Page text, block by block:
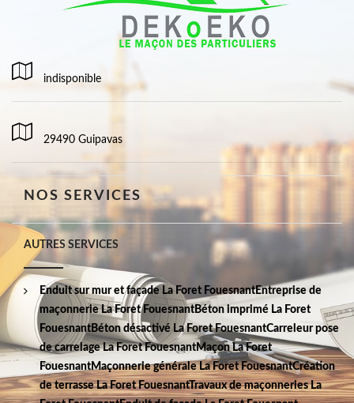
indisponible
29490 Guipavas
NOS SERVICES
AUTRES SERVICES
Enduit sur mur et façade La Foret FouesnantEntreprise de
maçonnerie La Foret FouesnantBéton imprimé La Foret
FouesnantBéton désactivé La Foret FouesnantCarreleur pose
de carrelage La Foret FouesnantMaçon La Foret
FouesnantMaçonnerie générale La Foret FouesnantCréation
de terrasse La Foret FouesnantTravaux de maçonneries La